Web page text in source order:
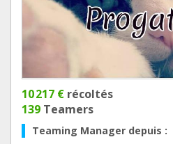
10 217 € récoltés
139 Teamers
Teaming Manager depuis :